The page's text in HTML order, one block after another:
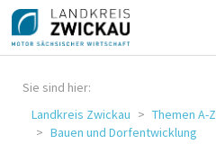
Sie sind hier:
Landkreis Zwickau
Themen A-Z
Bauen und Dorfentwicklung